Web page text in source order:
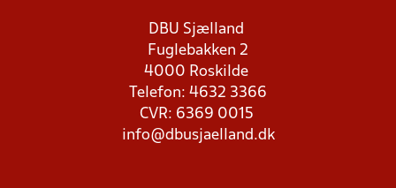
DBU Sjælland
Fuglebakken 2
4000 Roskilde
Telefon: 4632 3366
CVR: 6369 0015
info@dbusjaelland.dk